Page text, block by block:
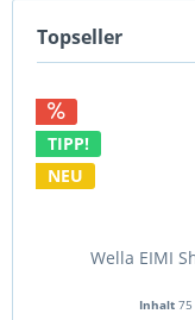
Topseller
TIPP!
NEU
Wella EIMI
Inhalt